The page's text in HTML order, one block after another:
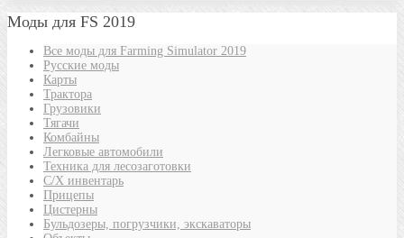
Моды для FS 2019
Все моды для Farming Simulator 2019
Русские моды
Карты
Трактора
Грузовики
Тягачи
Комбайны
Легковые автомобили
Техника для лесозаготовки
С/Х инвентарь
Прицепы
Цистерны
Бульдозеры, погрузчики, экскаваторы